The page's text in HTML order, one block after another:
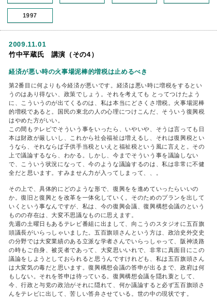
1997
2009.11.01
竹中平蔵氏 講演（その4）
経済が悪い時の火事場泥棒的増税は止めるべき
第2番目に何よりも今経済が悪いです。経済は悪い時に増税をするとい
うのはあり得ない、政策でしょう。それを考えても とってつけたよう
に、こういうのが出てくるのは、私は本当にどさくさ増税。火事場泥棒
的増税であると。国民の東北の人の心理につけこんだ、そういう復興税
はやめた方がいい。
この間もテレビでそういう事をいったら、いやいや、そうは言っても日
本は財政が厳しいし、これから社会福祉は増えるし、それは復興税とい
うなら、それならば子供手当税といえと福祉税という風に言えと。その
上で議論するなら、わかる。しかし、今までそういう事を議論しない
で、こういう状況になって、今のような議論するのは、私は非常に不健
全だと思います。すみません力が入ってしまって、、。
その上で、具体的にどのような形で、復興をを進めていったらいいの
か。復旧と復興とを改革を一体化していく。そのためのプランを出して
いくという事なんですが、私は、今の復興会議、復興構想会議のという
ものの存在は、大変不思議なものに思えます。
先週の土曜日もあるテレビ番組に出まして、向こうのスタジオに五百旗
頭議長がいらっしゃいました。五百旗頭さんという方は、政治史外交史
の分野では大変業績のある立派な学者さんでいらっしゃって、阪神淡路
の時もご自身、被災者であって、大変思いいれで、非常に真面目にこの
議論をしようとしておられると思うんですけれども、私は五百旗頭さん
は大変気の毒だと思います。復興構想会議の答申が出るまで、政府は何
もしない。それを答申は待っている。復興構想会議を隠れ蓑として、
今、行政と与党の政治がそれに隠れて、何か議論すると必ず五百旗頭さ
んをテレビに出して、苦しい答弁させている。世の中の現状です。